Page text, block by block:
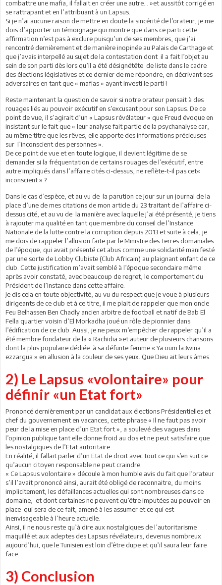
combattre une mafia, il fallait en créer une autre… »et aussitôt corrigé en
se rattrapant et en l’attribuant à un Lapsus.
Si je n’ai aucune raison de mettre en doute la sincérité de l’orateur, je me
dois d’apporter un témoignage qui montre que dans ce parti cette
affirmation n’est pas à exclure puisqu’un de ses membres, que j’ai
rencontré dernièrement et de manière inopinée au Palais de Carthage et
que j’avais interpellé au sujet de la contestation dont il a fait l’objet au
sein de son parti dès lors qu’il a été désignétête de liste dans le cadre
des élections législatives et ce dernier de me répondre, en décrivant ses
adversaires en tant que « mafias » ayant investi le parti !
Reste maintenant la question de savoir si notre orateur pensait à des
rouages liés au pouvoir exécutif en s’excusant pour son Lapsus. De ce
point de vue, il s’agirait d’un « Lapsus révélateur » que Freud évoque en
insistant sur le fait que « leur analyse fait partie de la psychanalyse car,
au même titre que les rêves, elle apporte des informations précieuses
sur l’inconscient des personnes ».
De ce point de vue et en toute logique, il devient légitime de se
demander si la fréquentation de certains rouages de l’exécutif, entre
autre impliqués dans l’affaire cités ci-dessus, ne reflète-t-il pas cet«
inconscient » ?
Dans le cas d’espèce, et au vu de la parution ce jour sur un journal de la
place d’une de mes citations de mon article du 23 traitant de l’affaire ci-
dessus cité, et au vu de la manière avec laquelle j’ai été présenté, je tiens
à rajouter ma qualité en tant que membre du conseil de l’Instance
Nationale de la lutte contre la corruption depuis 2013 et suite à cela, je
me dois de rappeler l’allusion faite par le Ministre des Terres domaniales
de l’époque, qui avait présenté cet abus comme une solidarité manifesté
par une sorte de Lobby Clubiste (Club Africain) au plaignant enfant de ce
club. Cette justification m’avait semblé à l’époque secondaire même
après avoir constaté, avec beaucoup de regret, le comportement du
Président de l’Instance dans cette affaire.
Je dis cela en toute objectivité, au vu du respect que je voue à plusieurs
dirigeants de ce club et à ce titre, il me plait de rappeler que mon oncle
Feu Belhassen Ben Chadly ancien arbitre de football et natif de Bab El
Fella quartier voisin d’El Morkadha joué un rôle de pionnier dans
l’édification de ce club. Aussi, je ne peux m’empêcher de rappeler qu’il a
été membre fondateur de la « Rachidia »et auteur de plusieurs chansons
dont la plus populaire dédiée à sa défunte femme « Ya oum la3wina
ezzargua » en allusion à la couleur de ses yeux. Que Dieu ait leurs âmes.
2) Le Lapsus «volontaire» pour
définir «un Etat fort»
Prononcé dernièrement par un candidat aux élections Présidentielles et
chef du gouvernement en vacances, cette phrase « Il ne faut pas avoir
peur de la mise en place d’un Etat fort », a soulevé des vagues dans
l’opinion publique tant elle donne froid au dos et ne peut satisfaire que
les nostalgiques de l’Etat autoritaire.
En réalité, il fallait parler d’un Etat de droit avec tout ce qui s’en suit ce
qu’aucun citoyen responsable ne peut craindre.
« Ce Lapsus volontaire » découle à mon humble avis du fait que l’orateur
s’il l’avait prononcé ainsi, aurait été obligé de reconnaitre, du moins
implicitement, les défaillances actuelles qui sont nombreuses dans ce
domaine, et dont certaines ne peuvent qu’être imputées au pouvoir en
place qui sera de ce fait, amené à les assumer et ce qui est
inenvisageable à l’heure actuelle.
Ainsi, il ne nous reste qu’à dire aux nostalgiques de l’autoritarisme
maquillé et aux adeptes des Lapsus révélateurs, devenus nombreux
aujourd’hui, que le Tunisien est loin d’être dupe et qu’il saura leur faire
face.
3) Conclusion